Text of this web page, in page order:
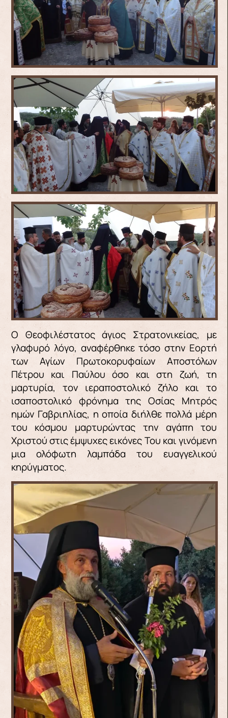
Ο Θεοφιλέστατος άγιος Στρατονικείας, με
γλαφυρό λόγο, αναφέρθηκε τόσο στην Εορτή
των Αγίων Πρωτοκορυφαίων Αποστόλων
Πέτρου και Παύλου όσο και στη ζωή, τη
μαρτυρία, τον ιεραποστολικό ζήλο και το
ισαποστολικό φρόνημα της Οσίας Μητρός
ημών Γαβριηλίας, η οποία διήλθε πολλά μέρη
του κόσμου μαρτυρώντας την αγάπη του
Χριστού στις έμψυχες εικόνες Του και γινόμενη
μια ολόφωτη λαμπάδα του ευαγγελικού
κηρύγματος.